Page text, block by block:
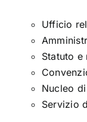
Ufficio
Statuto e
Nucleo
Servizio